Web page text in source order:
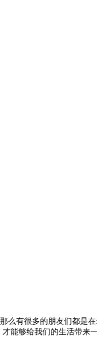
么有很多的朋友们都是
能够给我们的生活带